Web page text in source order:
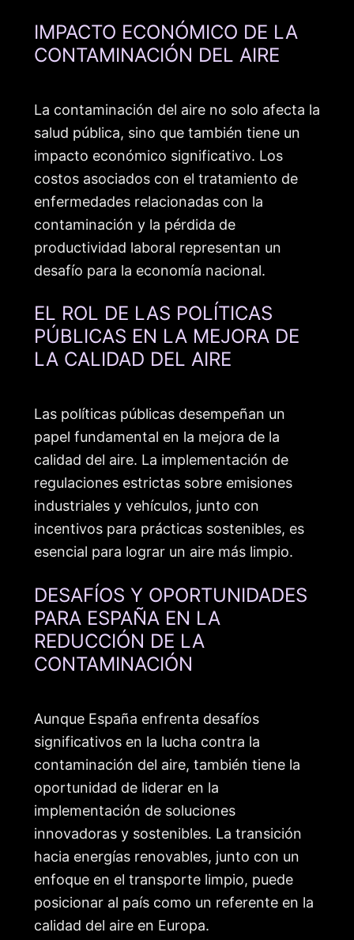
IMPACTO ECONÓMICO DE LA
CONTAMINACIÓN DEL AIRE
La contaminación del aire no solo afecta la
salud pública, sino que también tiene un
impacto económico significativo. Los
costos asociados con el tratamiento de
enfermedades relacionadas con la
contaminación y la pérdida de
productividad laboral representan un
desafío para la economía nacional.
EL ROL DE LAS POLÍTICAS
PÚBLICAS EN LA MEJORA DE
LA CALIDAD DEL AIRE
Las políticas públicas desempeñan un
papel fundamental en la mejora de la
calidad del aire. La implementación de
regulaciones estrictas sobre emisiones
industriales y vehículos, junto con
incentivos para prácticas sostenibles, es
esencial para lograr un aire más limpio.
DESAFÍOS Y OPORTUNIDADES
PARA ESPAÑA EN LA
REDUCCIÓN DE LA
CONTAMINACIÓN
Aunque España enfrenta desafíos
significativos en la lucha contra la
contaminación del aire, también tiene la
oportunidad de liderar en la
implementación de soluciones
innovadoras y sostenibles. La transición
hacia energías renovables, junto con un
enfoque en el transporte limpio, puede
posicionar al país como un referente en la
calidad del aire en Europa.